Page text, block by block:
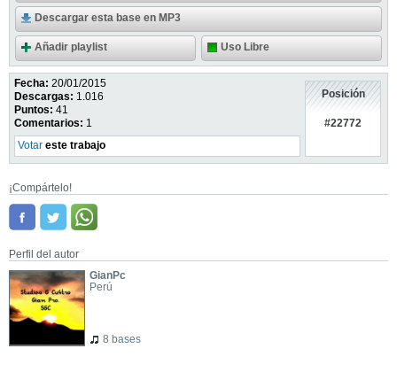
Descargar esta base en MP3
Añadir playlist Uso Libre
Fecha: 20/01/2015
Descargas: 1.016
Puntos: 41
Comentarios: 1
Votar este trabajo
Posición
#22772
¡Compártelo!
Perfil del autor
GianPc
Perú
8 bases